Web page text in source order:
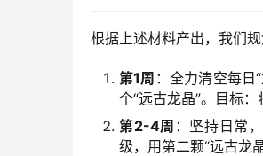
根据上述材料产出，我们
第1周 ：全力清空每日
个“远古龙晶”。目标
第2-4周 ：坚持日常
级，用第二颗“远古龙晶